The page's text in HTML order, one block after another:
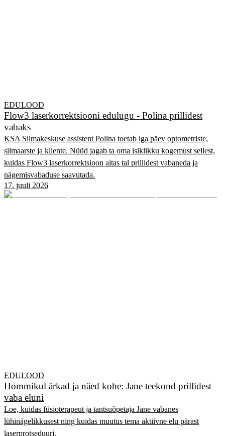
EDULOOD
Flow3 laserkorrektsiooni edulugu - Polina prillidest
vabaks
KSA Silmakeskuse assistent Polina toetab iga päev optometriste,
silmaarste ja kliente. Nüüd jagab ta oma isiklikku kogemust sellest,
kuidas Flow3 laserkorrektsioon aitas tal prillidest vabaneda ja
nägemisvabaduse saavutada.
17. juuli 2026
EDULOOD
Hommikul ärkad ja näed kohe: Jane teekond prillidest
vaba eluni
Loe, kuidas füsioterapeut ja tantsuõpetaja Jane vabanes
lühinägelikkusest ning kuidas muutus tema aktiivne elu pärast
laserprotseduuri.